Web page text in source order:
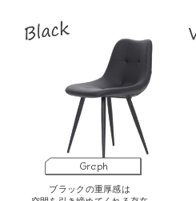
Graph
ブラックの重厚感は